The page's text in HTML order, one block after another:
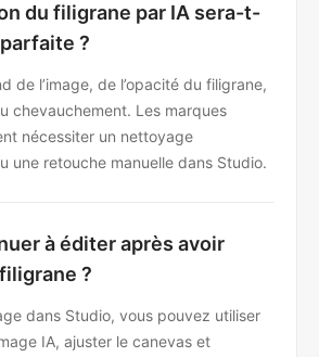
du filigrane par IA sera-t-
?
de l’image, de l’opacité du filigrane,
chevauchement. Les marques
nécessiter un nettoyage
une retouche manuelle dans Studio.
à éditer après avoir
?
dans Studio, vous pouvez utiliser
IA, ajuster le canevas et